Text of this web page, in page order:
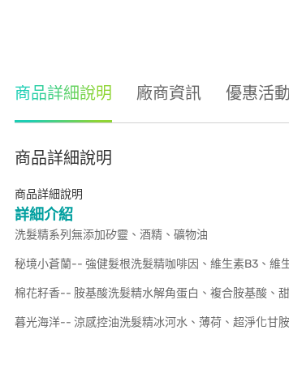
商品詳細說明 廠商資訊 優惠活動
商品詳細說明
商品詳細說明
詳細介紹
洗髮精系列無添加矽靈、酒精、礦物油
秘境小蒼蘭-- 強健髮根洗髮精咖啡因、維生素B3、維
棉花籽香-- 胺基酸洗髮精水解角蛋白、複合胺基酸、
暮光海洋-- 涼感控油洗髮精冰河水、薄荷、超淨化甘